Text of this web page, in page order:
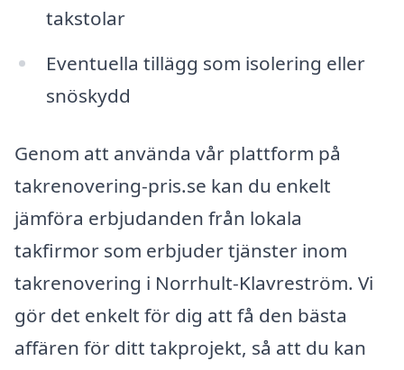
takstolar
Eventuella tillägg som isolering eller
snöskydd
Genom att använda vår plattform på
takrenovering-pris.se kan du enkelt
jämföra erbjudanden från lokala
takfirmor som erbjuder tjänster inom
takrenovering i Norrhult-Klavreström. Vi
gör det enkelt för dig att få den bästa
affären för ditt takprojekt, så att du kan